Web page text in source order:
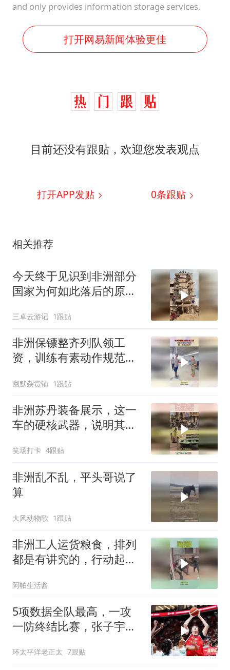
and only provides information storage services.
打开网易新闻体验更佳
目前还没有跟贴，欢迎您发表观点
打开APP发贴 0条跟贴
相关推荐
今天终于见识到非洲部分
国家为何如此落后的原因
三卓云游记 1跟贴
非洲保镖整齐列队领工
资，训练有素动作规范，
幽默杂货铺 1跟贴
非洲苏丹装备展示，这一
车的硬核武器，说明其实
笑场打卡 4跟贴
非洲乱不乱，平头哥说了
算
大风动物歌 1跟贴
非洲工人运货粮食，排列
都是有讲究的，行动起来
阿帕生活酱
5项数据全队最高，一攻
一防终结比赛，张子宇打
环太平洋老正太 7跟贴